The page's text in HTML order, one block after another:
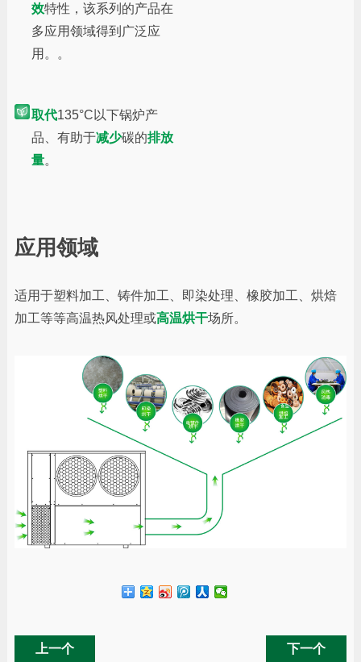
效特性，该系列的产品在
多应用领域得到广泛应
用。。
取代135°C以下锅炉产
品、有助于减少碳的排放
量。
应用领域
适用于塑料加工、铸件加工、即染处理、橡胶加工、烘焙
加工等等高温热风处理或高温烘干场所。
上一个 下一个